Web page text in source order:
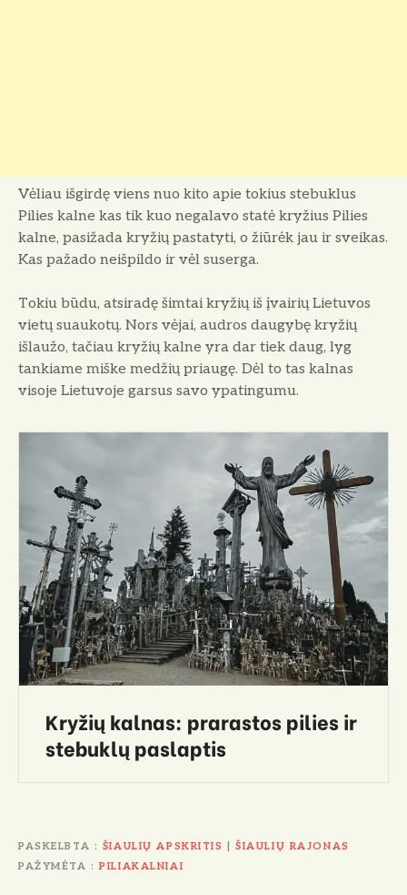
Vėliau išgirdę viens nuo kito apie to­kius stebuklus
Pilies kalne kas tik kuo negalavo statė kryžius Pilies
kalne, pa­sižada kryžių pastatyti, o žiūrėk jau ir sveikas.
Kas pažado neišpildo ir vėl su­serga.
Tokiu būdu, atsiradę šimtai kryžių iš įvairių Lietuvos
vietų suaukotų. Nors vėjai, audros daugybę kryžių
išlaužo, tačiau kryžių kalne yra dar tiek daug, lyg
tankiame miške medžių priaugę. Dėl to tas kalnas
visoje Lietuvoje garsus sa­vo ypatingumu.
Kryžių kalnas: prarastos pilies ir
stebuklų paslaptis
PASKELBTA ŠIAULIŲ APSKRITIS |ŠIAULIŲ RAJONAS
PAŽYMĖTA
PILIAKALNIAI